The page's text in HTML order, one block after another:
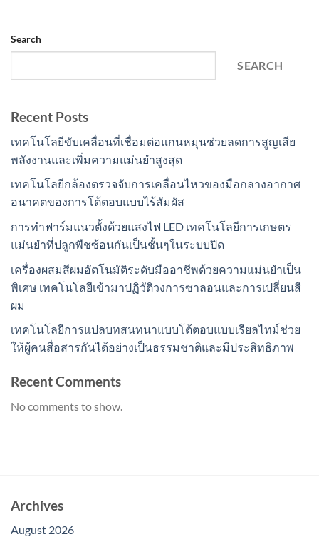
Search
SEARCH
Recent Posts
เทคโนโลยีขับเคลื่อนที่เชื่อมต่อแกนหมุนช่วยลดการสูญเสีย
พลังงานและเพิ่มความแม่นยำสูงสุด
เทคโนโลยีกล้องตรวจจับการเคลื่อนไหวของมือกลางอากาศ
อนาคตของการโต้ตอบแบบไร้สัมผัส
การทำฟาร์มแนวตั้งด้วยแสงไฟ LED เทคโนโลยีการเกษตร
แม่นยำที่ปลูกพืชซ้อนกันเป็นชั้นๆในระบบปิด
เครื่องผสมสีผมอัตโนมัติระดับมืออาชีพด้วยความแม่นยำเป็น
พิเศษ เทคโนโลยีเข้ามาปฏิวัติวงการซาลอนและการเปลี่ยนสี
ผม
เทคโนโลยีการแปลบทสนทนาแบบโต้ตอบแบบเรียลไทม์ช่วย
ให้ผู้คนสื่อสารกันได้อย่างเป็นธรรมชาติและมีประสิทธิภาพ
Recent Comments
No comments to show.
Archives
August 2026